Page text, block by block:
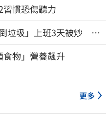
慣恐傷聽力
垃圾」上班3天被炒 找
物」營養飆升
更多